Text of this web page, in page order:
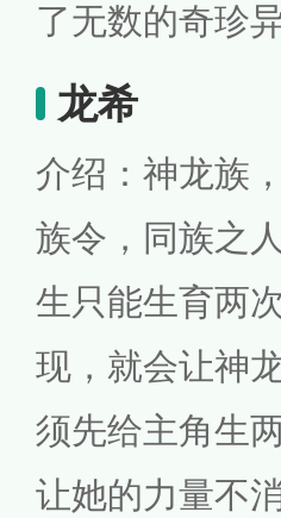
了无数的奇珍
龙希
介绍：神龙族
族令，同族之
生只能生育两
现，就会让神
须先给主角生
让她的力量不